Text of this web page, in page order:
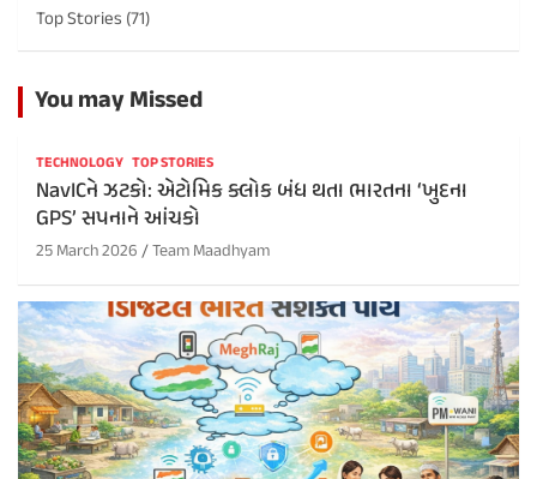
Top Stories (71)
You may Missed
TECHNOLOGY TOP STORIES
NavICને ઝટકો: એટોમિક ક્લોક બંધ થતા ભારતના ‘ખુદના
GPS’ સપનાને આંચકો
25 March 2026 Team Maadhyam